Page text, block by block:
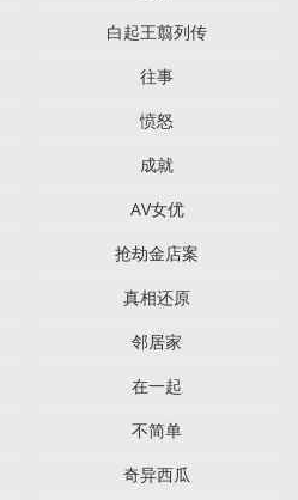
白起王翦列传
往事
愤怒
成就
AV女优
抢劫金店案
真相还原
邻居家
在一起
不简单
奇异西瓜